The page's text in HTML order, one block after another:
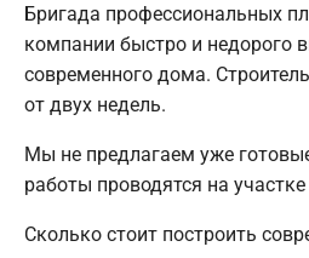
Бригада профессиональных
компании быстро и недорого
современного дома.
от двух недель.
Мы не предлагаем уже
работы проводятся на
Сколько стоит построить